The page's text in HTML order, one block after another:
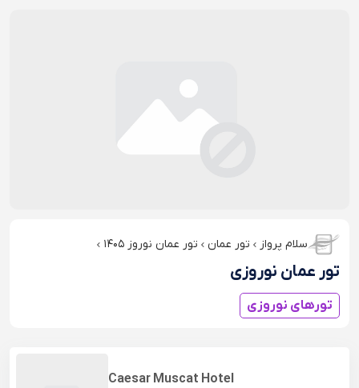
سلام پرواز تور عمان تور عمان نوروز ۱۴۰۵
تور عمان نوروزی
تورهای نوروزی
Caesar Muscat Hotel